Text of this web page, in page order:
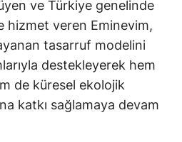
ve Türkiye genelinde
hizmet veren Eminevim,
tasarruf modelini
destekleyerek hem
de küresel ekolojik
katkı sağlamaya devam